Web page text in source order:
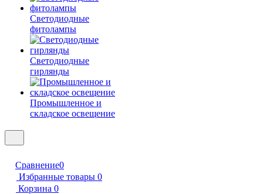
Светодиодные
фитолампы
Светодиодные
гирлянды
Промышленное и
складское освещение
Сравнение0
Избранные товары 0
Корзина 0